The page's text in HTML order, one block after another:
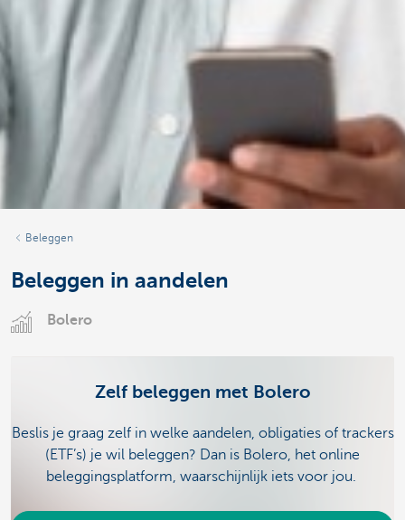
Beleggen
Beleggen in aandelen
Bolero
Zelf beleggen met Bolero
Beslis je graag zelf in welke aandelen, obligaties of trackers
(ETF’s) je wil beleggen? Dan is Bolero, het online
beleggingsplatform, waarschijnlijk iets voor jou.